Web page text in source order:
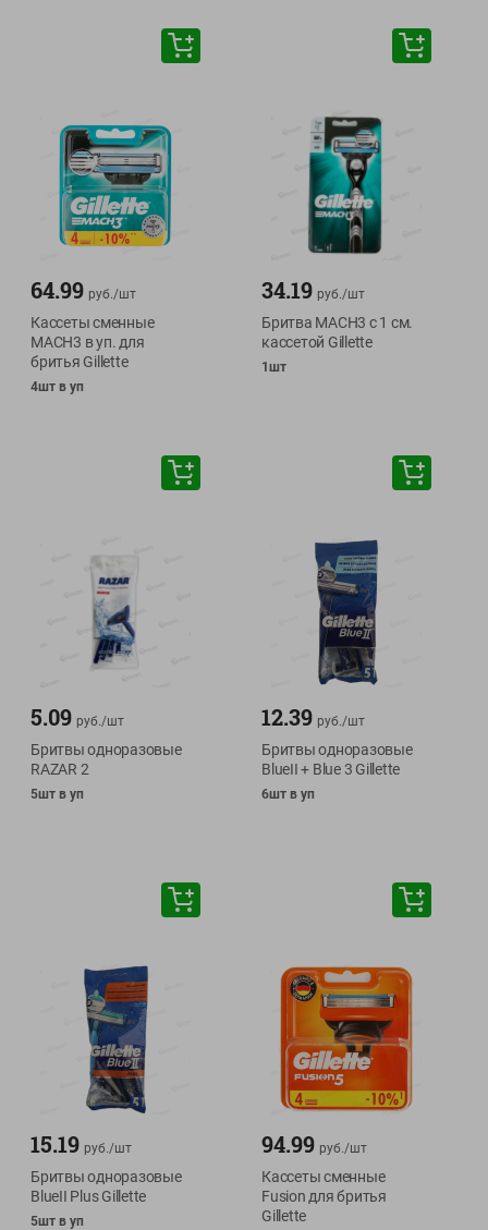
64.99 руб./шт
Кассеты сменные
MACH3 в уп. для
бритья Gillette
4шт в уп
34.19 руб./шт
Бритва MACH3 с 1 см.
кассетой Gillette
1шт
5.09 руб./шт
Бритвы одноразовые
RAZAR 2
5шт в уп
12.39 руб./шт
Бритвы одноразовые
BlueII + Blue 3 Gillette
6шт в уп
15.19 руб./шт
Бритвы одноразовые
BlueII Plus Gillette
5шт в уп
94.99 руб./шт
Кассеты сменные
Fusion для бритья
Gillette